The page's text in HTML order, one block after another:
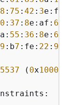
: 75 : 42 : 3e:f
0 : 37 : 8e:af: 6
a: 55 : 36 : 8e: 60
9 :b7 :fe: 22 : 9
( 0x10001